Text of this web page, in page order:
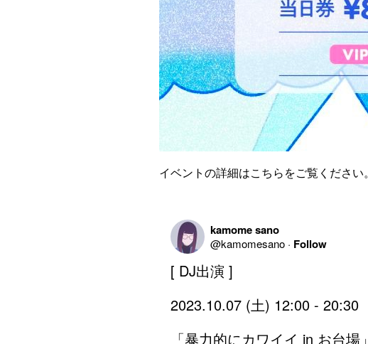
イベントの詳細はこちらをご覧ください。
kamome sano
@kamomesano · Follow
[ DJ出演 ]
2023.10.07 (土) 12:00 - 20:30
「暴力的にカワイイ in お台場」